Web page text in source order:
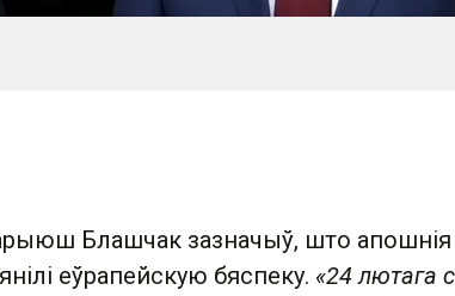
Блашчак зазначыў, што
еўрапейскую бяспеку. «24 лютага